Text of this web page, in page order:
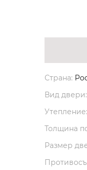
Страна:
Вид двери:
Утепление:
Толщина
Размер